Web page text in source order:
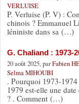
VERLUISE
P. Verluise (P. V) :
chinois ? Emmanuel
léniniste dans sa (…)
G. Chaliand : 1973-
20 août 2025, parFabien
Selma MIHOUBI
. Pourquoi 1973-
1979 est-elle une
? . Comment (…)